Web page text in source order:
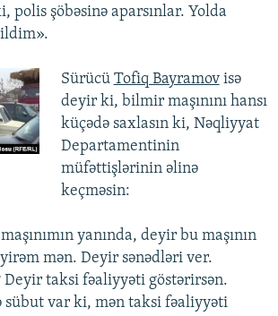
şöbəsinə aparsınlar. Yolda
Sürücü Tofiq Bayramovisə
deyir ki, bilmir maşınını hansı
küçədə saxlasın ki, Nəqliyyat
Departamentinin
müfəttişlərinin əlinə
keçməsin:
yanında, deyir bu maşının
mən. Deyir sənədləri ver.
Deyir taksi fəaliyyəti göstərirsən.
sübut var ki, mən taksi fəaliyyəti